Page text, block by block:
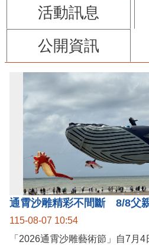
活動訊息
公開資訊
115-08-07 10:54
「2026通霄沙雕藝術節」自7月